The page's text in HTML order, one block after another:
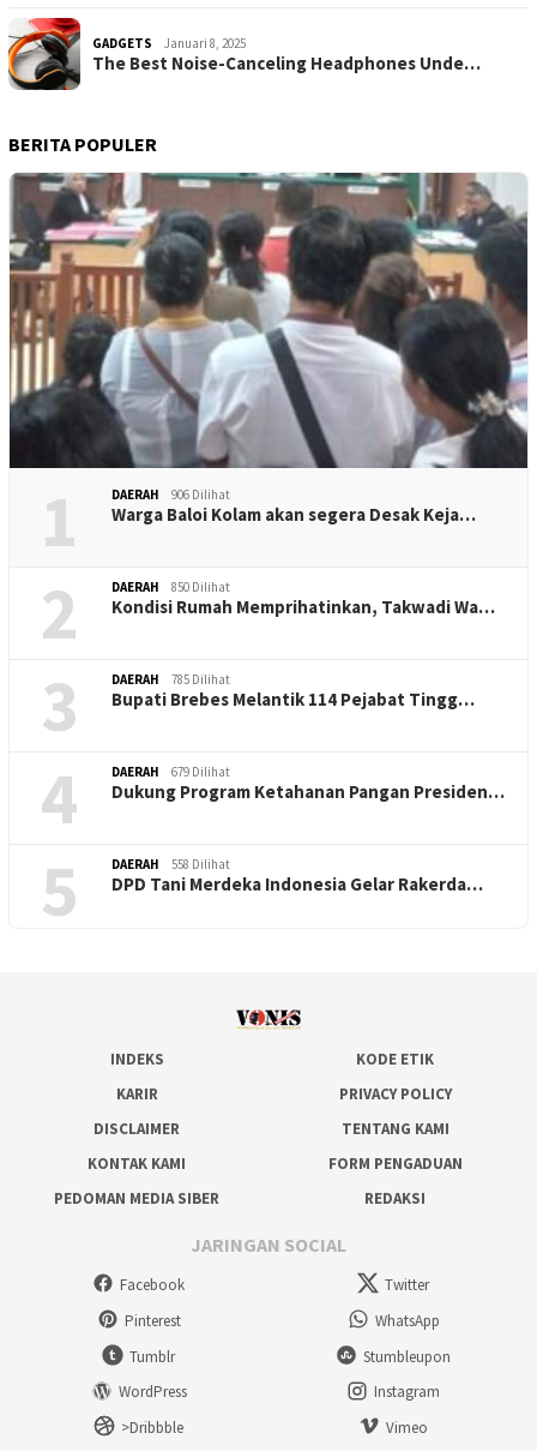
GADGETS Januari 8, 2025
The Best Noise-Canceling Headphones Unde…
BERITA POPULER
1 DAERAH 906 Dilihat
Warga Baloi Kolam akan segera Desak Keja…
2 DAERAH 850 Dilihat
Kondisi Rumah Memprihatinkan, Takwadi Wa…
3 DAERAH 785 Dilihat
Bupati Brebes Melantik 114 Pejabat Tingg…
4 DAERAH 679 Dilihat
Dukung Program Ketahanan Pangan Presiden…
5 DAERAH 558 Dilihat
DPD Tani Merdeka Indonesia Gelar Rakerda…
INDEKS
KODE ETIK
KARIR
PRIVACY POLICY
DISCLAIMER
TENTANG KAMI
KONTAK KAMI
FORM PENGADUAN
PEDOMAN MEDIA SIBER
REDAKSI
JARINGAN SOCIAL
Facebook
Twitter
Pinterest
WhatsApp
Tumblr
Stumbleupon
WordPress
Instagram
>Dribbble
Vimeo